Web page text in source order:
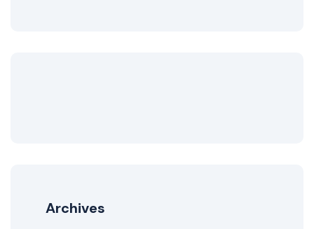
Archives